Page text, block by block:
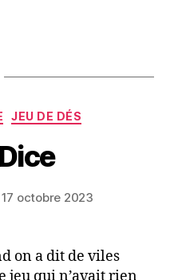
JEU DE DÉS
17 octobre 2023
on a dit de viles
jeu qui n’avait rien